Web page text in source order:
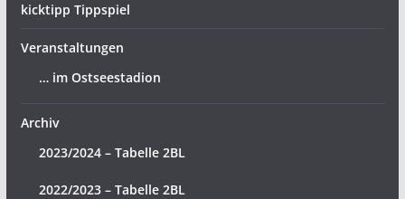
kicktipp Tippspiel
Veranstaltungen
… im Ostseestadion
Archiv
2023/2024 – Tabelle 2BL
2022/2023 – Tabelle 2BL